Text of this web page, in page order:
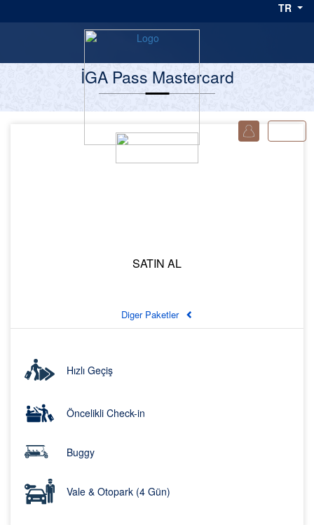
TR
İGA Pass Mastercard
SATIN AL
Diger Paketler
Hızlı Geçiş
Öncelikli Check-in
Buggy
Vale & Otopark (4 Gün)